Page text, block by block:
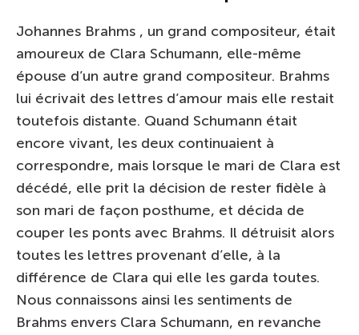
Johannes Brahms , un grand compositeur, était
amoureux de Clara Schumann, elle-même
épouse d’un autre grand compositeur. Brahms
lui écrivait des lettres d’amour mais elle restait
toutefois distante. Quand Schumann était
encore vivant, les deux continuaient à
correspondre, mais lorsque le mari de Clara est
décédé, elle prit la décision de rester fidèle à
son mari de façon posthume, et décida de
couper les ponts avec Brahms. Il détruisit alors
toutes les lettres provenant d’elle, à la
différence de Clara qui elle les garda toutes.
Nous connaissons ainsi les sentiments de
Brahms envers Clara Schumann, en revanche